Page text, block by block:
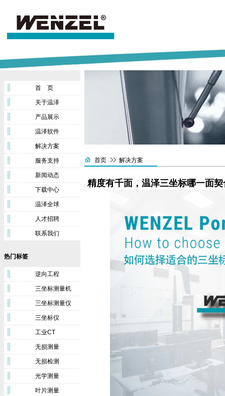
首 页
关于温泽
产品展示
温泽软件
解决方案
服务支持
新闻动态
下载中心
温泽全球
人才招聘
联系我们
热门标签
逆向工程
三坐标测量机
三坐标测量仪
三坐标仪
工业CT
无损测量
无损检测
光学测量
叶片测量
首页 解决方案
精度有千面，温泽三坐标哪一面